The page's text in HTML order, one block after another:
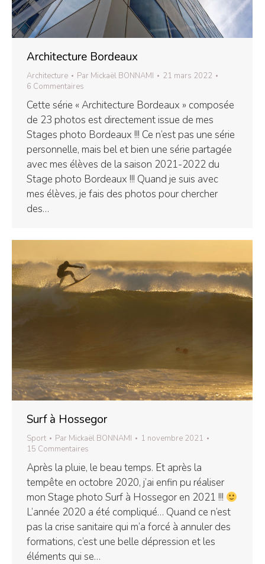
Architecture Bordeaux
Architecture Par Mickaël BONNAMI
21 mars 2022
6 Commentaires
Cette série « Architecture Bordeaux » composée
de 23 photos est directement issue de mes
Stages photo Bordeaux !!! Ce n’est pas une série
personnelle, mais bel et bien une série partagée
avec mes élèves de la saison 2021-2022 du
Stage photo Bordeaux !!! Quand je suis avec
mes élèves, je fais des photos pour chercher
des…
Surf à Hossegor
Sport Par Mickaël BONNAMI
1 novembre 2021
15 Commentaires
Après la pluie, le beau temps. Et après la
tempête en octobre 2020, j’ai enfin pu réaliser
mon Stage photo Surf à Hossegor en 2021 !!!
L’année 2020 a été compliqué… Quand ce n’est
pas la crise sanitaire qui m’a forcé à annuler des
formations, c’est une belle dépression et les
éléments qui se…